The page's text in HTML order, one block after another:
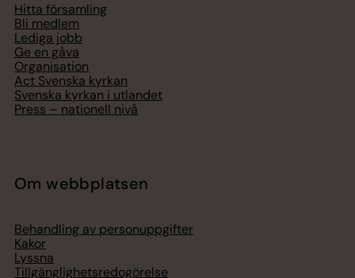
Hitta församling
Bli medlem
Lediga jobb
Ge en gåva
Organisation
Act Svenska kyrkan
Svenska kyrkan i utlandet
Press – nationell nivå
Om webbplatsen
Behandling av personuppgifter
Kakor
Lyssna
Tillgänglighetsredogörelse